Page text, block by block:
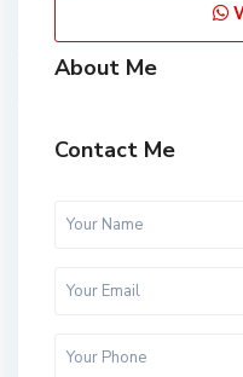
About Me
Contact Me